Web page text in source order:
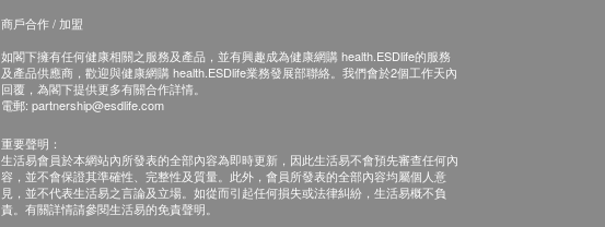
商戶合作 / 加盟
如閣下擁有任何健康相關之服務及產品，並有興趣成為健康網購 health.ESDlife的服務
及產品供應商，歡迎與健康網購 health.ESDlife業務發展部聯絡。我們會於2個工作天內
回覆，為閣下提供更多有關合作詳情。
電郵: partnership@esdlife.com
重要聲明：
生活易會員於本網站內所發表的全部內容為即時更新，因此生活易不會預先審查任何內
容，並不會保證其準確性、完整性及質量。此外，會員所發表的全部內容均屬個人意
見，並不代表生活易之言論及立場。如從而引起任何損失或法律糾紛，生活易概不負
責。有關詳情請參閱生活易的免責聲明。